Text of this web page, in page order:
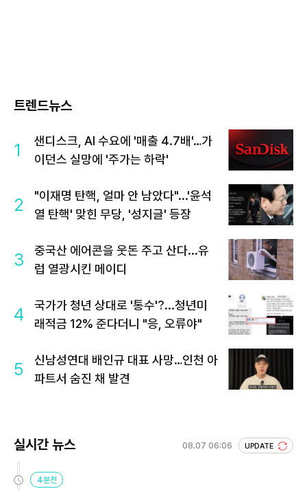
트렌드뉴스
1
샌디스크, AI 수요에 '매출 4.7배'…가
이던스 실망에 '주가는 하락'
2
"이재명 탄핵, 얼마 안 남았다"...'윤석
열 탄핵' 맞힌 무당, '성지글' 등장
3
중국산 에어콘을 웃돈 주고 산다...유
럽 열광시킨 메이디
4
국가가 청년 상대로 '통수'?...청년미
래적금 12% 준다더니 "응, 오류야"
5
신남성연대 배인규 대표 사망…인천 아
파트서 숨진 채 발견
실시간 뉴스 08.07 06:06 UPDATE
4분전